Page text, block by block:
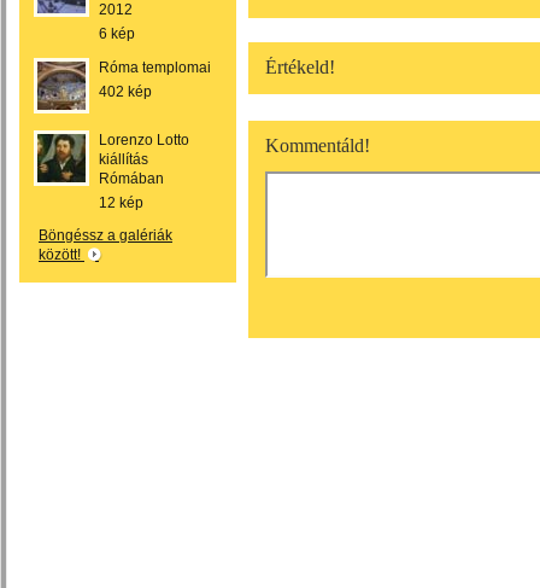
2012
6 kép
Róma templomai
402 kép
Lorenzo Lotto
kiállítás
Rómában
12 kép
Böngéssz a galériák
között!
Értékeld!
Kommentáld!